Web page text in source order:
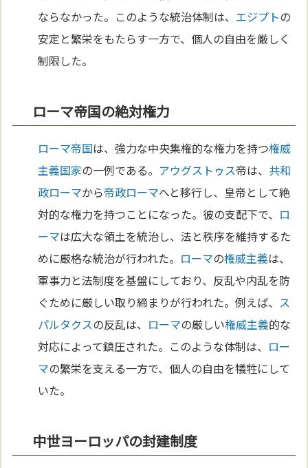
ならなかった。このような統治体制は、 エジプトの
安定と繁栄をもたらす一方で、個人の自由を厳しく
制限した。
ローマ帝国の絶対権力
ローマ帝国は、強力な中央集権的な権力を持つ権威
主義国家の一例である。 アウグストゥス帝は、 共和
政ローマから帝政ローマへと移行し、皇帝として絶
対的な権力を持つことになった。彼の支配下で、 ロ
ーマは広大な領土を統治し、法と秩序を維持するた
めに厳格な統治が行われた。 ローマの権威主義は、
軍事力と法制度を基盤にしており、反乱や内乱を防
ぐために厳しい取り締まりが行われた。例えば、 ス
パルタクスの反乱は、 ローマの厳しい権威主義的な
対応によって鎮圧された。このような体制は、 ロー
マの繁栄を支える一方で、個人の自由を犠牲にして
いた。
中世ヨーロッパの封建制度